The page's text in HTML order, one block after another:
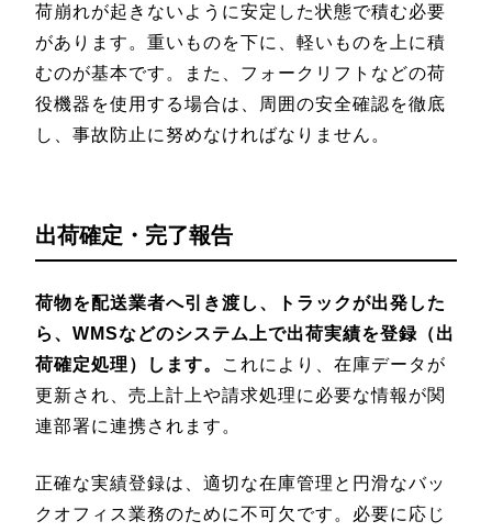
荷崩れが起きないように安定した状態で積む必要
があります。重いものを下に、軽いものを上に積
むのが基本です。また、フォークリフトなどの荷
役機器を使用する場合は、周囲の安全確認を徹底
し、事故防止に努めなければなりません。
出荷確定・完了報告
荷物を配送業者へ引き渡し、トラックが出発した
ら、WMSなどのシステム上で出荷実績を登録（出
荷確定処理）します。
これにより、在庫データが
更新され、売上計上や請求処理に必要な情報が関
連部署に連携されます。
正確な実績登録は、適切な在庫管理と円滑なバッ
クオフィス業務のために不可欠です。必要に応じ